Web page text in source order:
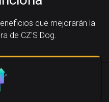
que mejorarán la
de CZ'S Dog.